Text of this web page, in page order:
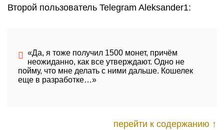
Второй пользователь Telegram Aleksander1:
«Да, я тоже получил 1500 монет, причём
неожиданно, как все утверждают. Одно не
пойму, что мне делать с ними дальше. Кошелек
еще в разработке…»
перейти к содержанию ↑